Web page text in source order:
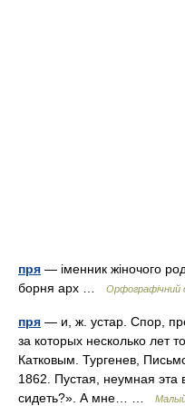
пря — іменник жіночого
борня арх …
Орфографічний
пря — и, ж. устар. Спор,
за которых несколько лет
Катковым. Тургенев,
1862. Пустая, неумная эта
сидеть?». А мне… …
Малый